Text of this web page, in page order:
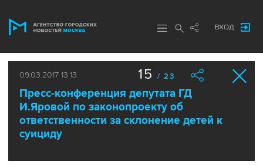
ВХОД
09.03.2017 13:13
Пресс-конференция депутата ГД
И.Яровой по законопроекту об
ответственности за склонение детей к
суициду
15 / 23